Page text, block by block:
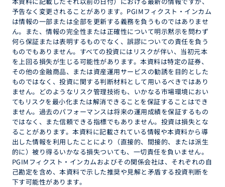
予告なく変更されることがあります。PGIMフィクスト・インカム
は情報の一部または全部を更新する義務を負うものではありませ
ん。また、情報の完全性または正確性について明示黙示を問わず
何ら保証または表明するものでなく、誤謬についての責任を負う
ものでもありません。すべての投資にはリスクが伴い、当初元本
を上回る損失が生じる可能性があります。本資料は特定の証券、
その他の金融商品、または資産運用サービスの勧誘を目的とした
ものではなく、投資に関する判断材料として用いるべきではあり
ません。どのようなリスク管理技術も、いかなる市場環境におい
てもリスクを最小化または解消できることを保証することはでき
ません。過去のパフォーマンスは将来の運用成績を保証するもの
ではなく、また信頼できる指標でもありません。投資は損失とな
ることがあります。本資料に記載されている情報や本資料から導
出した情報を利用したことにより（直接的、間接的、または派生
的に）被り得るいかなる損失ついても、一切責任を負いません。
PGIMフィクスト・インカムおよびその関係会社は、それぞれの自
己勘定を含め、本資料で示した推奨や見解と矛盾する投資判断を
下す可能性があります。